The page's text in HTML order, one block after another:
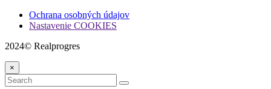
Ochrana osobných údajov
Nastavenie COOKIES
2024© Realprogres
×